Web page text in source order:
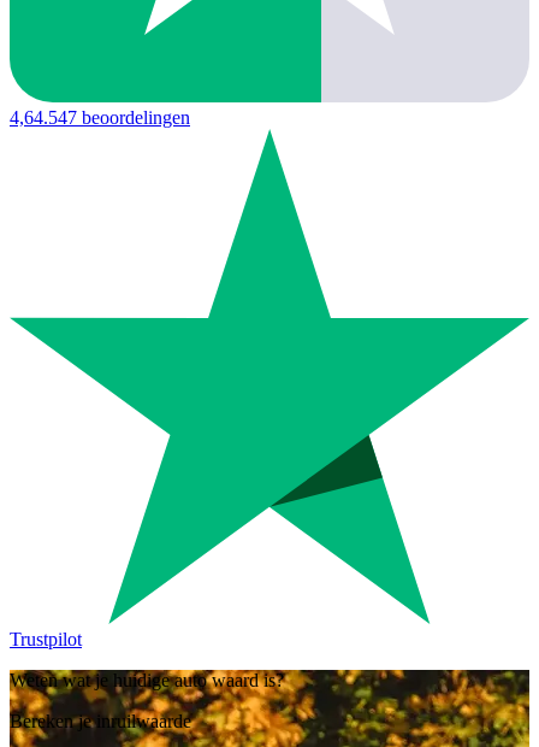
4,64.547 beoordelingen
Trustpilot
Weten wat je huidige auto waard is?
Bereken je inruilwaarde